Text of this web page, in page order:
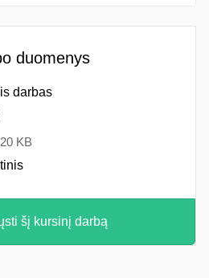
duomenys
darbas
KB
šį kursinį darbą